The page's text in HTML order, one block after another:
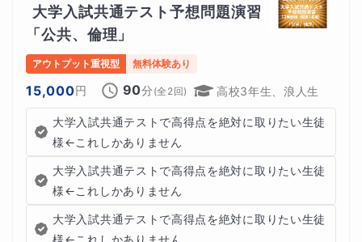
大学入試共通テスト予想問題演習
「公共、倫理」
アウトプット重視型 無料体験あり
15,000円 90分 (全 2回) 高校3年生、浪人生
大学入試共通テストで高得点を絶対に取りたい生徒
様←これしかありません
大学入試共通テストで高得点を絶対に取りたい生徒
様←これしかありません
大学入試共通テストで高得点を絶対に取りたい生徒